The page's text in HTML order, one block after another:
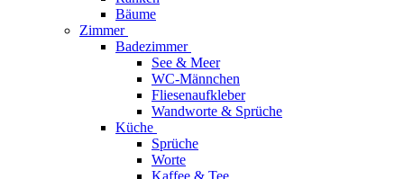
Bäume
Zimmer
Badezimmer
See & Meer
WC-Männchen
Fliesenaufkleber
Wandworte & Sprüche
Küche
Sprüche
Worte
Kaffee & Tee